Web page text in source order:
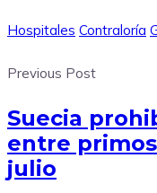
Hospitales Contraloría
Previous Post
Suecia
entre
julio